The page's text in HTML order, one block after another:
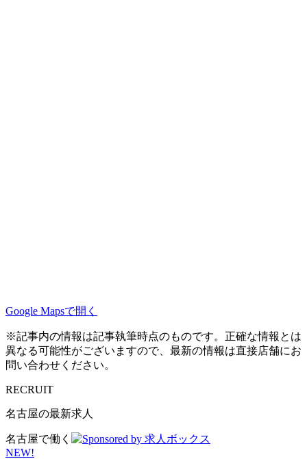
Google Mapsで開く
※記事内の情報は記事執筆時点のものです。正確な情報とは
異なる可能性がございますので、最新の情報は直接店舗にお
問い合わせください。
RECRUIT
名古屋の最新求人
名古屋で働く
NEW!